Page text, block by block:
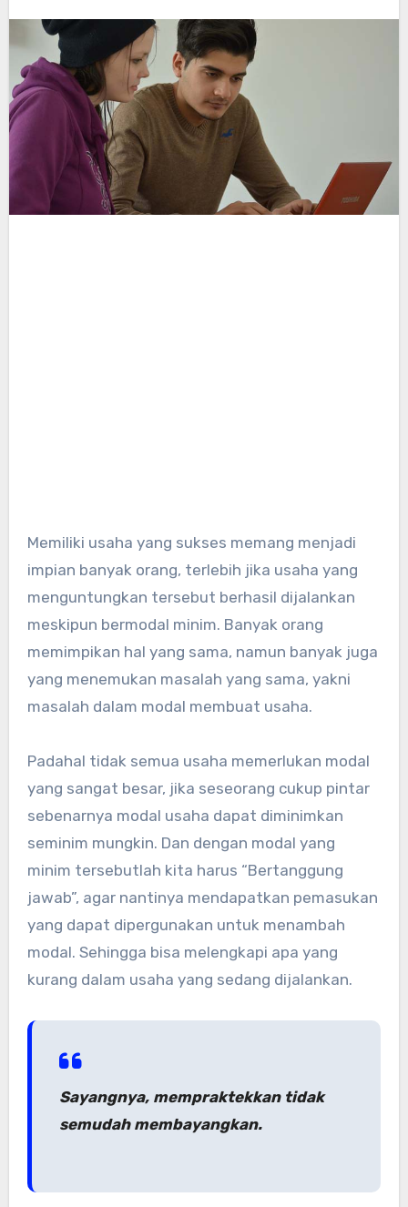
Memiliki usaha yang sukses memang menjadi
impian banyak orang, terlebih jika usaha yang
menguntungkan tersebut berhasil dijalankan
meskipun bermodal minim. Banyak orang
memimpikan hal yang sama, namun banyak juga
yang menemukan masalah yang sama, yakni
masalah dalam modal membuat usaha.
Padahal tidak semua usaha memerlukan modal
yang sangat besar, jika seseorang cukup pintar
sebenarnya modal usaha dapat diminimkan
seminim mungkin. Dan dengan modal yang
minim tersebutlah kita harus “Bertanggung
jawab”, agar nantinya mendapatkan pemasukan
yang dapat dipergunakan untuk menambah
modal. Sehingga bisa melengkapi apa yang
kurang dalam usaha yang sedang dijalankan.
Sayangnya, mempraktekkan tidak
semudah membayangkan.